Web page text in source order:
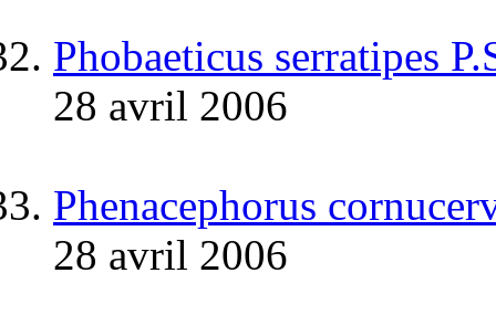
Phobaeticus serratipes
28 avril 2006
Phenacephorus
28 avril 2006